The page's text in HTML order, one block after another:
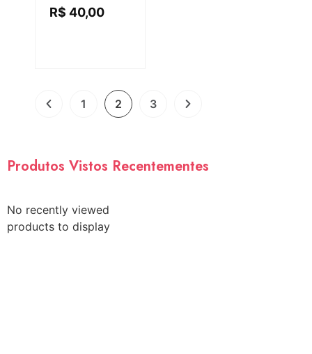
R$ 40,00
1 2 3
Produtos Vistos Recentementes
No recently viewed
products to display